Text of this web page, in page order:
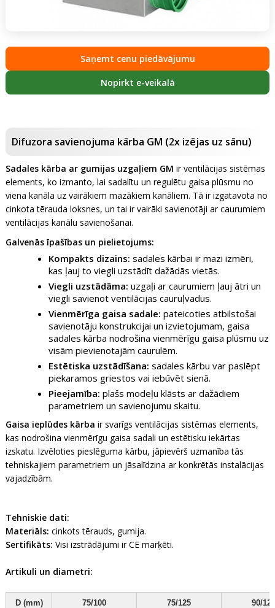
Saņemt cenu piedāvājumu
Nopirkt e-veikalā
Difuzora savienojuma kārba GM (2x izējas uz sānu)
Sadales kārba ar gumijas uzgaļiem GM ir ventilācijas sistēmas
elements, ko izmanto, lai sadalītu un regulētu gaisa plūsmu no
viena kanāla uz vairākiem mazākiem kanāliem. Tā ir izgatavota no
cinkota tērauda loksnes, un tai ir vairāki savienotāji ar caurumiem
ventilācijas kanālu savienošanai.
Galvenās īpašības un pielietojums:
Kompakts dizains: sadales kārbai ir mazi izmēri,
kas ļauj to viegli uzstādīt dažādās vietās.
Viegli uzstādāma: uzgaļi ar caurumiem ļauj ātri un
viegli savienot ventilācijas cauruļvadus.
Vienmērīga gaisa sadale: pateicoties atbilstošai
savienotāju konstrukcijai un izvietojumam, gaisa
sadales kārba nodrošina vienmērīgu gaisa plūsmu uz
visām pievienotajām caurulēm.
Estētiska uzstādīšana: sadales kārbu var paslēpt
piekaramos griestos vai iebūvēt sienā.
Pieejamība: plašs modeļu klāsts ar dažādiem
parametriem un savienojumu skaitu.
Gaisa ieplūdes kārba ir svarīgs ventilācijas sistēmas elements,
kas nodrošina vienmērīgu gaisa sadali un estētisku iekārtas
izskatu. Izvēloties pieslēguma kārbu, jāpievērš uzmanība tās
tehniskajiem parametriem un jāsalīdzina ar konkrētās instalācijas
vajadzībām.
Tehniskie dati:
Materiāls: cinkots tērauds, gumija.
Sertifikāts: Visi izstrādājumi ir CE marķēti.
Artikuli un diametri:
D (mm) 75/100 75/125 90/125